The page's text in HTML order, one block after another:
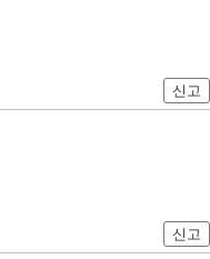
신고
신고